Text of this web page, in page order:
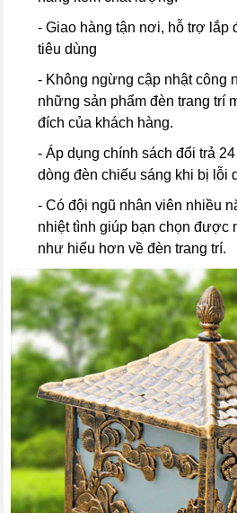
- Giao hàng tận nơi, hỗ trợ lắp
tiêu dùng
- Không ngừng cập nhật công
những sản phẩm đèn trang trí
đích của khách hàng.
- Áp dụng chính sách đổi trả
dòng đèn chiếu sáng khi bị lỗi
- Có đội ngũ nhân viên nhiều
nhiệt tình giúp bạn chọn được
như hiểu hơn về đèn trang trí.